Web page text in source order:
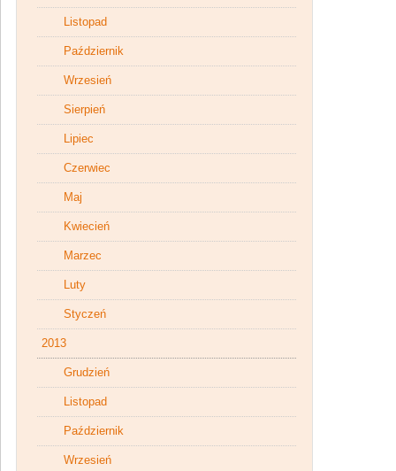
Listopad
Październik
Wrzesień
Sierpień
Lipiec
Czerwiec
Maj
Kwiecień
Marzec
Luty
Styczeń
2013
Grudzień
Listopad
Październik
Wrzesień